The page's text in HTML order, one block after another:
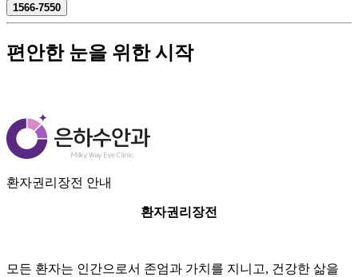
1566-7550
편안한 눈을 위한 시작
환자권리장전 안내
환자권리장전
모든 환자는 인간으로서 존엄과 가치를 지니고, 건강한 삶을